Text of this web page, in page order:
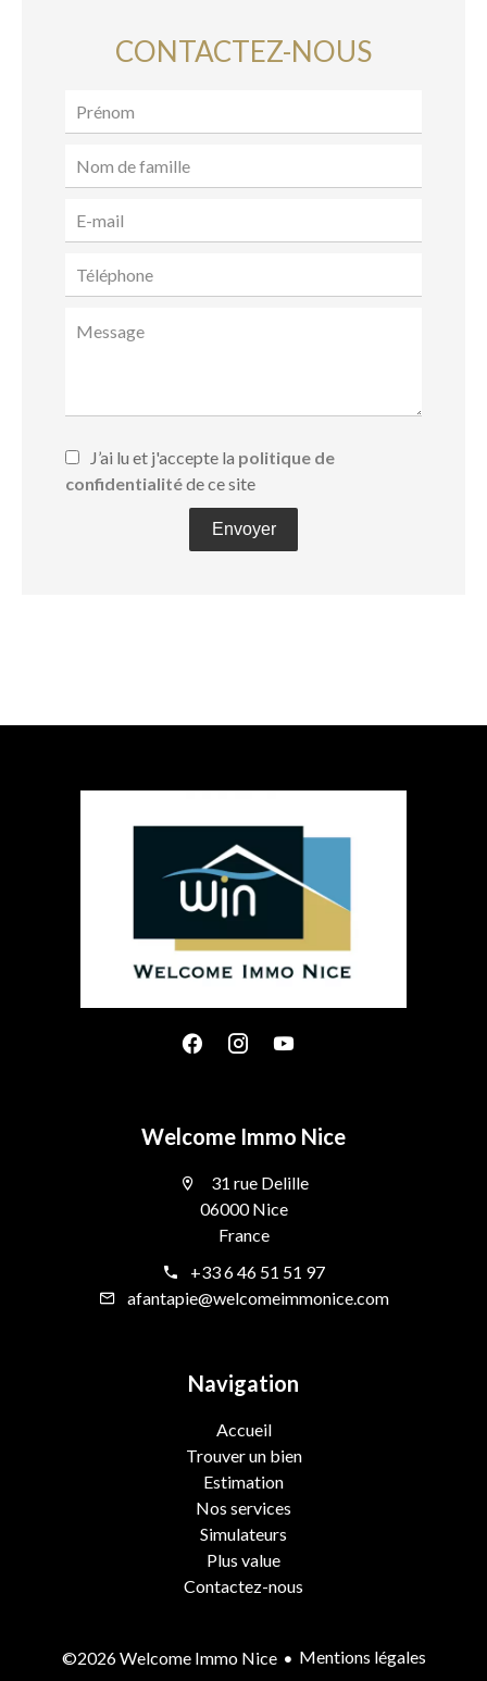
CONTACTEZ-NOUS
J’ai lu et j'accepte la politique de
confidentialitéde ce site
Envoyer
Welcome Immo Nice
31 rue Delille
06000 Nice
France
+33 6 46 51 51 97
afantapie@welcomeimmonice.com
Navigation
Accueil
Trouver un bien
Estimation
Nos services
Simulateurs
Plus value
Contactez-nous
©2026 Welcome Immo Nice
Mentions légales